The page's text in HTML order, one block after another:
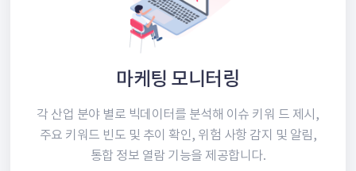
마케팅 모니터링
각 산업 분야 별로 빅데이터를 분석해 이슈 키워 드 제시,
주요 키워드 빈도 및 추이 확인, 위험 사항 감지 및 알림,
통합 정보 열람 기능을 제공합니다.